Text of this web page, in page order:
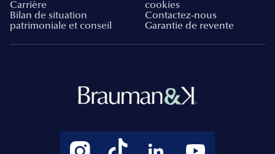
Carrière
Bilan de situation
patrimoniale et conseil
cookies
Contactez-nous
Garantie de revente